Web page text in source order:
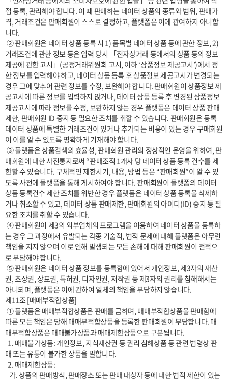
접 등록, 관리해야 합니다. 이 때 판매하는 데이터 상품의 종류와 범위, 판매가
격, 거래조건은 판매회원이 스스로 결정하고, 플랫폼은 이에 관여하지 아니합
니다.
거래조건에 관한 정보 등은 입력 당시 「전자상거래 등에서의 상품 등의 정보
제공에 관한 고시」(공정거래위원회 고시, 이하 ‘상품정보 제공고시’)에서 정
한 정보를 입력해야 하고, 데이터 상품 등록 후 상품정보 제공고시가 변경되는
경우 그에 맞추어 관련 정보를 수정, 보완해야 합니다. 판매회원이 상품정보 제
공고시에 따른 정보를 입력하지 않거나, 데이터 상품 등록 후 변경된 상품정보
제공고시에 따라 정보를 수정, 보완하지 않는 경우 플랫폼은 데이터 상품 판매
제한, 판매회원 ID 중지 등 필요한 조치를 취할 수 있습니다. 판매회원은 등록
데이터 상품에 특별한 거래조건이 있거나 추가되는 비용이 있는 경우 구매회원
이 이를 알 수 있도록 명확하게 기재해야 합니다.
매회원에 대한 사전통지로써 “판매조직 1개사 당 데이터 상품 등록 건수를 제
한할 수 있습니다. 구체적인 제한시기, 내용, 방법 등은 “판매회원”이 알 수 있
도록 사전에 플랫폼을 통해 게시하여야 합니다. 판매회원이 플랫폼의 데이터
상품 등록건수 제한 조치를 위반한 경우 플랫폼은 데이터 상품 등록을 삭제하
거나 취소할 수 있고, 데이터 상품 판매제한, 판매회원의 아이디(ID) 중지 등 필
요한 조치를 취할 수 있습니다.
는 경우 그 과정에서 유발되는 각종 기술적, 법적 문제에 대해 플랫폼은 아무런
책임을 지지 않으며 이로 인해 발생되는 모든 손해에 대해 판매회원이 전적으
로 부담해야 합니다.
권, 초상권, 상표권, 특허권, 디자인권, 저작권 등 제3자의 권리를 침해해서는
아니되며, 플랫폼은 이에 관하여 일체의 책임을 부담하지 않습니다.
제11조 [매매부적합상품]
따른 모든 책임은 당해 매매부적합상품을 등록한 판매회원이 부담합니다. 매
매부적합상품은 매매불가상품과 매매제한상품으로 구분됩니다.
매 또는 유통이 불가한 상품을 말합니다.
  2. 매매제한상품: